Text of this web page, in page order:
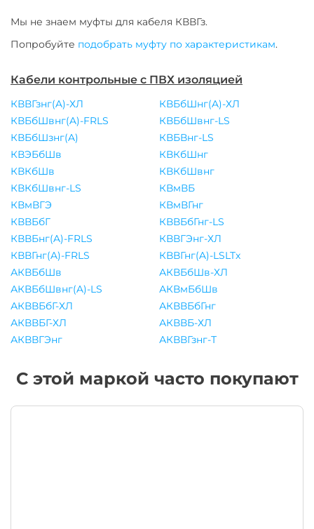
Мы не знаем муфты для кабеля КВВГз.
Попробуйте подобрать муфту по характеристикам.
Кабели контрольные с ПВХ изоляцией
КВВГзнг(A)-ХЛ
КВБбШнг(A)-ХЛ
КВБбШвнг(A)-FRLS
КВБбШвнг-LS
КВБбШзнг(A)
КВБВнг-LS
КВЭБбШв
КВКбШнг
КВКбШв
КВКбШвнг
КВКбШвнг-LS
КВмВБ
КВмВГЭ
КВмВГнг
КВВБбГ
КВВБбГнг-LS
КВВБнг(A)-FRLS
КВВГЭнг-ХЛ
КВВГнг(A)-FRLS
КВВГнг(A)-LSLTx
АКВБбШв
АКВБбШв-ХЛ
АКВБбШвнг(A)-LS
АКВмБбШв
АКВВБбГ-ХЛ
АКВВБбГнг
АКВВБГ-ХЛ
АКВВБ-ХЛ
АКВВГЭнг
АКВВГзнг-Т
С этой маркой часто покупают